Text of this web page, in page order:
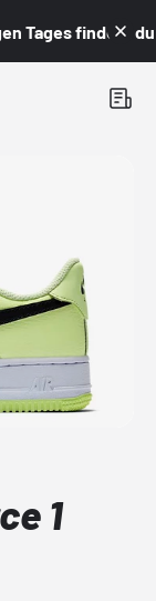
Tages findest du
1